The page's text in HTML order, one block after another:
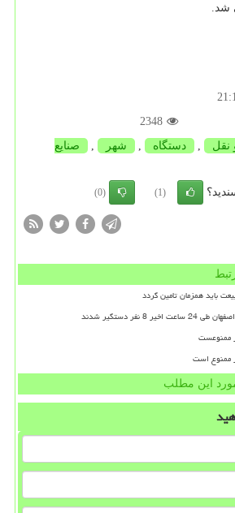
شد.
2348
نقل , دستگاه , شهر ,
صنایع
(1)
(0)
باید همزمان تامین گردد
ممنوعست
ممنوع است
این مطلب